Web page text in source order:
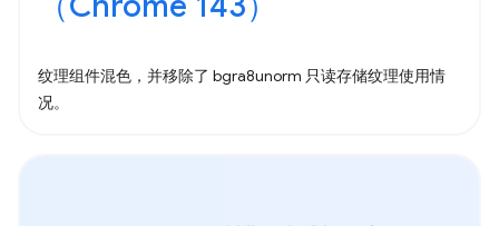
纹理组件混色，并移除了 bgra8unorm 只读存储纹理使用情
况。